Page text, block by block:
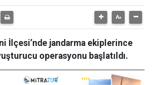
İlçesi’nde jandarma ekiplerince
operasyonu başlatıldı.